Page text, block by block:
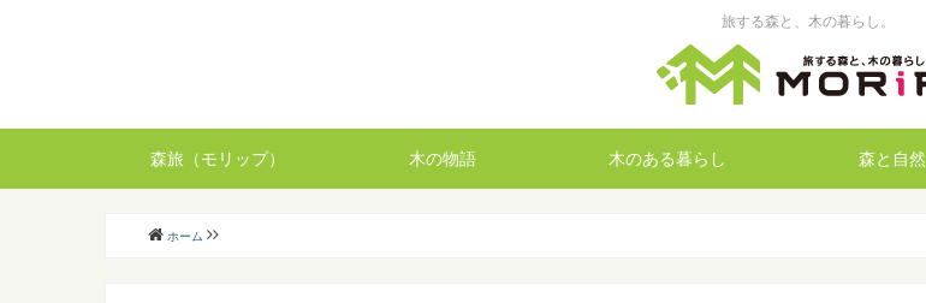
旅する森と、木の暮らし。
森旅（モリップ） 木の物語 木のある暮らし 森と自然
ホーム